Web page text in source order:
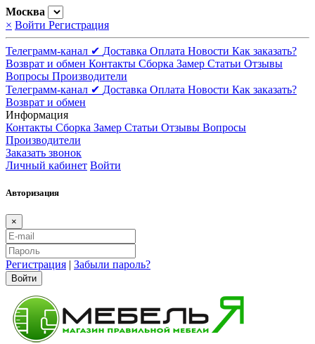
Москва
× Войти Регистрация
Телеграмм-канал ✔ Доставка Оплата Новости Как заказать?
Возврат и обмен Контакты Сборка Замер Статьи Отзывы
Вопросы Производители
Телеграмм-канал ✔ Доставка Оплата Новости Как заказать?
Возврат и обмен
Информация
Контакты Сборка Замер Статьи Отзывы Вопросы
Производители
Заказать звонок
Личный кабинет Войти
Авторизация
×
Регистрация | Забыли пароль?
Войти